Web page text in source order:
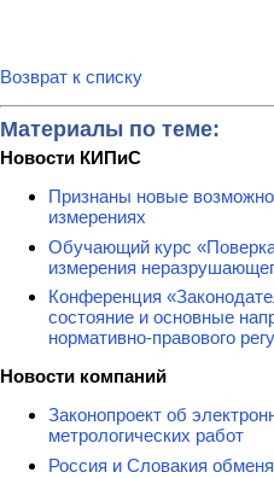
Возврат к списку
Материалы по теме:
Новости КИПиС
Признаны новые
измерениях
Обучающий курс
измерения
Конференция
состояние и основные
нормативно-правового
Новости компаний
Законопроект об
метрологических работ
Россия и Словакия